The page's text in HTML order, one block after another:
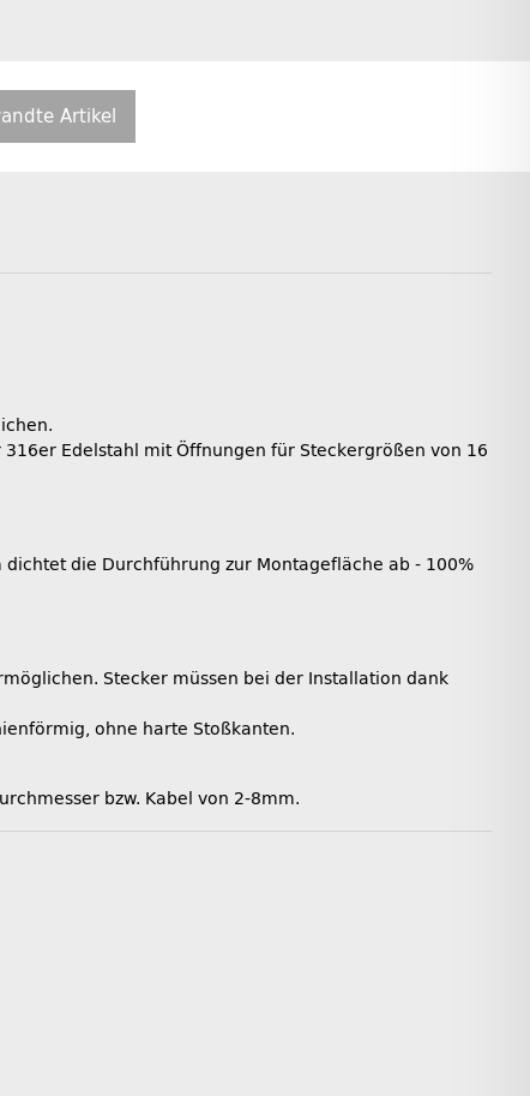
Artikel
Edelstahl mit Öffnungen für Steckergrößen von 16
die Durchführung zur Montagefläche ab - 100%
Stecker müssen bei der Installation dank
ohne harte Stoßkanten.
bzw. Kabel von 2-8mm.